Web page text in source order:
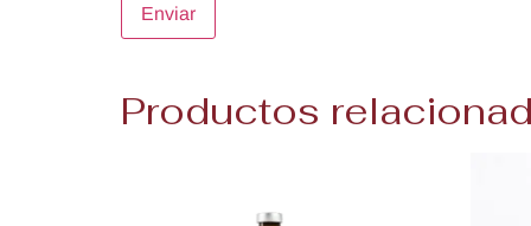
Productos